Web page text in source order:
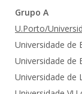
Grupo A
U.Porto/
Universidade de
Universidade de
Universidade de